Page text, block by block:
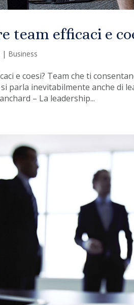
team efficaci e
| Business
e coesi? Team che ti
parla inevitabilmente anche di
– La leadership...